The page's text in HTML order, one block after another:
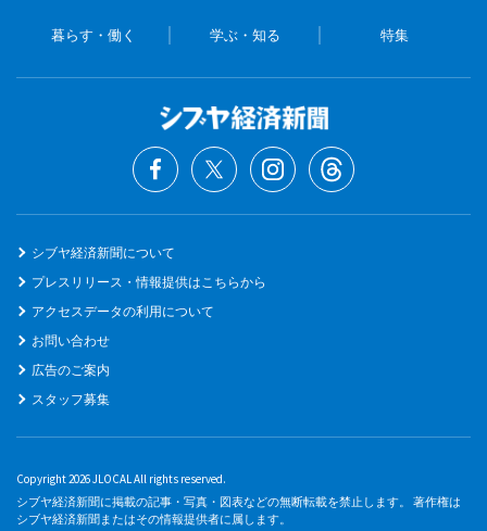
暮らす・働く 学ぶ・知る 特集
シブヤ経済新聞について
プレスリリース・情報提供はこちらから
アクセスデータの利用について
お問い合わせ
広告のご案内
スタッフ募集
Copyright 2026 JLOCAL All rights reserved.
シブヤ経済新聞に掲載の記事・写真・図表などの無断転載を禁止します。 著作権は
シブヤ経済新聞またはその情報提供者に属します。